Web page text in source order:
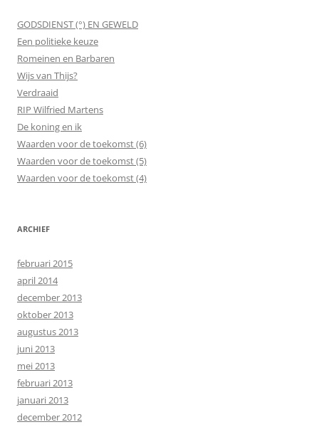
GODSDIENST (°) EN GEWELD
Een politieke keuze
Romeinen en Barbaren
Wijs van Thijs?
Verdraaid
RIP Wilfried Martens
De koning en ik
Waarden voor de toekomst (6)
Waarden voor de toekomst (5)
Waarden voor de toekomst (4)
ARCHIEF
februari 2015
april 2014
december 2013
oktober 2013
augustus 2013
juni 2013
mei 2013
februari 2013
januari 2013
december 2012